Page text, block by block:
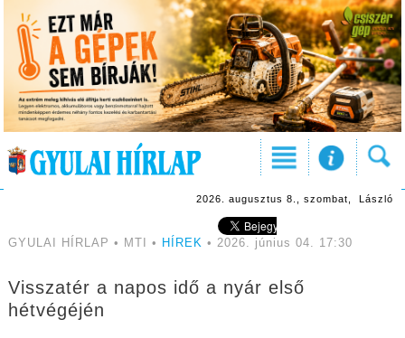
2026. augusztus 8., szombat, László
GYULAI HÍRLAP • MTI • HÍREK • 2026. június 04. 17:30
Visszatér a napos idő a nyár első
hétvégéjén